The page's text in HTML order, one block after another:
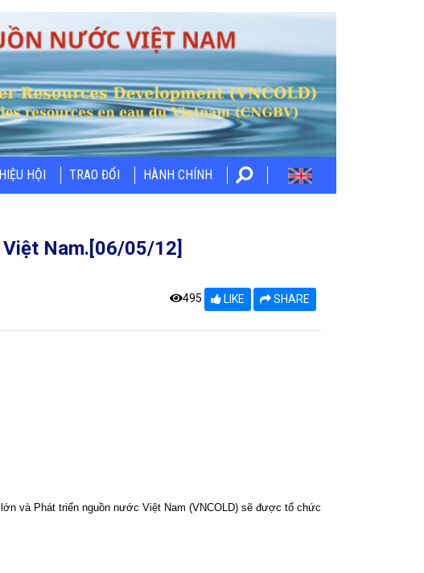
HỘI TRAO ĐỔI HÀNH CHÍNH
Nam.[06/05/12]
495 LIKE SHARE
và Phát triển nguồn nước Việt Nam (VNCOLD) sẽ được tổ chức